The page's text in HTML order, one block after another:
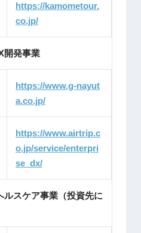
https://kamometour.
co.jp/
開発事業
https://www.g-nayut
a.co.jp/
https://www.airtrip.c
o.jp/service/enterpri
se_dx/
スケア事業（投資先に